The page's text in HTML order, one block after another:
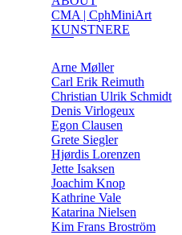
CMA | CphMiniArt
KUNSTNERE
Arne Møller
Carl Erik Reimuth
Christian Ulrik Schmidt
Denis Virlogeux
Egon Clausen
Grete Siegler
Hjørdis Lorenzen
Jette Isaksen
Joachim Knop
Kathrine Vale
Katarina Nielsen
Kim Frans Broström